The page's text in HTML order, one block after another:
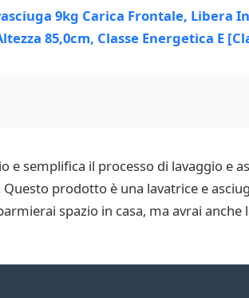
semplifica il processo di lavaggio e
Questo prodotto è una lavatrice e
spazio in casa, ma avrai anche